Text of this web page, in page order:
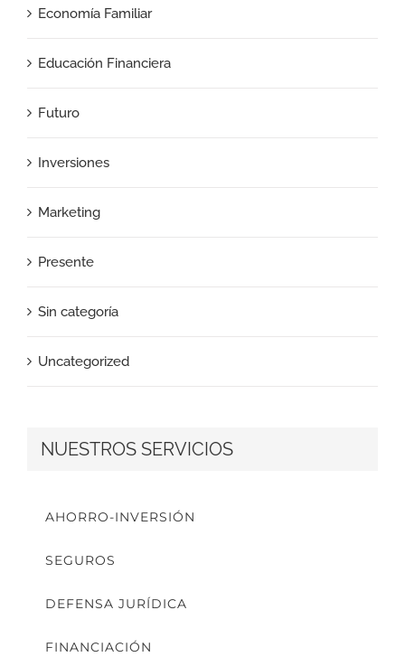
Economía Familiar
Educación Financiera
Futuro
Inversiones
Marketing
Presente
Sin categoría
Uncategorized
NUESTROS SERVICIOS
AHORRO-INVERSIÓN
SEGUROS
DEFENSA JURÍDICA
FINANCIACIÓN